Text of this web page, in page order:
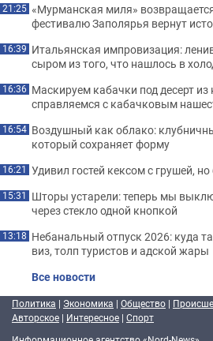
21:25 «Мурманская миля»
фестивалю Заполярья вернут
16:39 Итальянская импровизация:
сыром из того, что нашлось в
16:36 Маскируем кабачки под десерт
справляемся с кабачковым
16:54 Воздушный как облако:
который сохраняет форму
16:21 Удивил гостей кексом с грушей,
15:31 Шторы устарели: теперь мы
через стекло одной кнопкой
13:18 Небанальный отпуск 2026: куда
виз, толп туристов и адской жары
Все новости
Политика | Экономика | Общество |
Авторское | Интересное | Спорт